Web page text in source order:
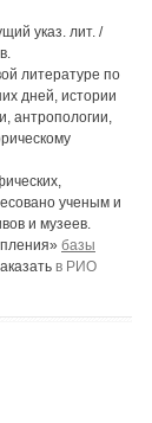
указ. лит. /
литературе по
дней, истории
антропологии,
ученым и
и музеев.
базы
в РИО